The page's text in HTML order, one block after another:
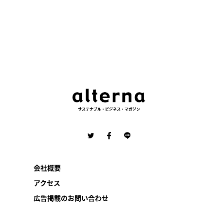
サステナブル・ビジネス・マガジン
会社概要
アクセス
広告掲載のお問い合わせ